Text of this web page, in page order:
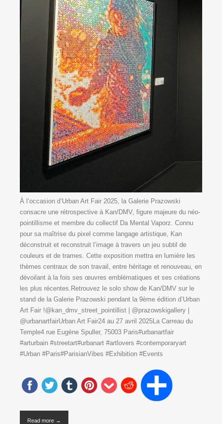
À l’occasion d’Urban Art Fair 2025, la Galerie Prazowski
consacre une rétrospective à Kan/DMV, figure majeure du néo-
pointillisme et membre du collectif Da Mental Vaporz. Connu
pour sa maîtrise du pixel comme langage artistique, Kan
déconstruit et reconstruit l’image à travers un jeu subtil de
couleurs et de trames. Cette exposition mettra en lumière les
thèmes centraux de son travail, entre héritage et renouveau, en
dévoilant à la fois ses œuvres emblématiques et ses créations
les plus récentes.Retrouvez le solo show de Kan/DMV sur le
stand de la Galerie Prazowski pendant la 9ème édition d’Urban
Art Fair !@kan_dmv_street_pointillist | @prazowskigallery |
@urbanartfairUrban Art Fair24 au 27 avril 2025La Carreau du
Temple4 rue Eugène Spuller, 75003 Paris#urbanartfair
#arturbain #streetart#urbanart #artlovers #contemporaryart
#Urban #Paris#ParisianVibes #Exhibition #Events
Read more →